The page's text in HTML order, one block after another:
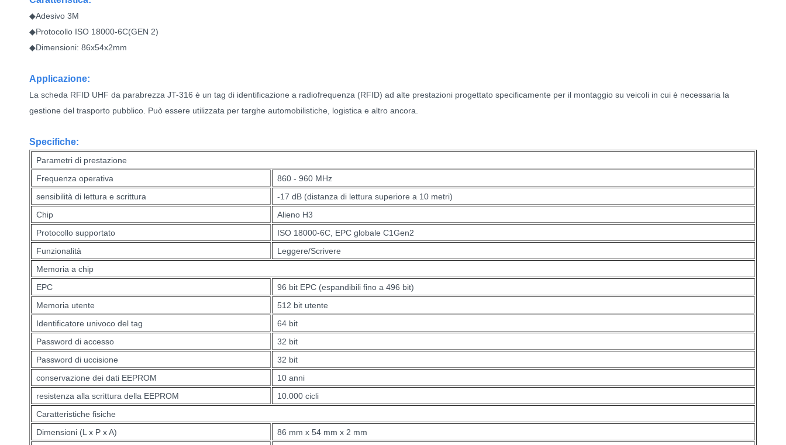
◆Adesivo 3M
◆Protocollo ISO 18000-6C(GEN 2)
◆Dimensioni: 86x54x2mm
Applicazione:
La scheda RFID UHF da parabrezza JT-316 è un tag di identificazione a radiofrequenza (RFID) ad alte prestazioni progettato specificamente per il montaggio su veicoli in cui è necessaria la
gestione del trasporto pubblico. Può essere utilizzata per targhe automobilistiche, logistica e altro ancora.
Specifiche:
Parametri di prestazione
Frequenza operativa
860 - 960 MHz
sensibilità di lettura e scrittura
-17 dB (distanza di lettura superiore a 10 metri)
Chip
Alieno H3
Protocollo supportato
ISO 18000-6C, EPC globale C1Gen2
Funzionalità
Leggere/Scrivere
Memoria a chip
EPC
96 bit EPC (espandibili fino a 496 bit)
Memoria utente
512 bit utente
Identificatore univoco del tag
64 bit
Password di accesso
32 bit
Password di uccisione
32 bit
conservazione dei dati EEPROM
10 anni
resistenza alla scrittura della EEPROM
10.000 cicli
Caratteristiche fisiche
Dimensioni (L x P x A)
86 mm x 54 mm x 2 mm